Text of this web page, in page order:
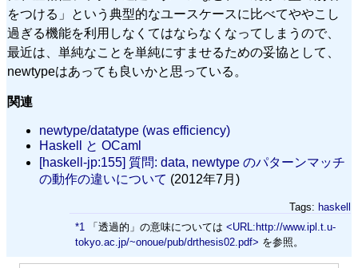
をつける」という典型的なユースケースに比べてややこし
過ぎる機能を利用しなくてはならなくなってしまうので、
最近は、単純なことを単純にすませるための妥協として、
newtypeはあっても良いかと思っている。
関連
newtype/datatype (was efficiency)
Haskell と OCaml
[haskell-jp:155] 質問: data, newtype のパターンマッチ
の動作の違いについて (2012年7月)
Tags: haskell
*1
「透過的」の意味については <URL:http://www.ipl.t.u-
tokyo.ac.jp/~onoue/pub/drthesis02.pdf> を参照。